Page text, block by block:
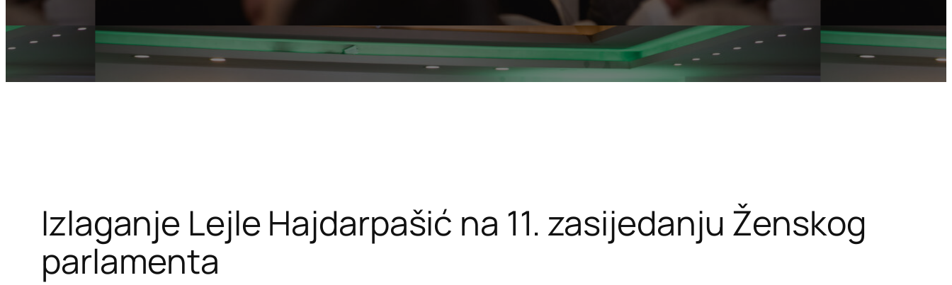
Izlaganje Lejle Hajdarpašić na 11. zasijedanju Ženskog
parlamenta